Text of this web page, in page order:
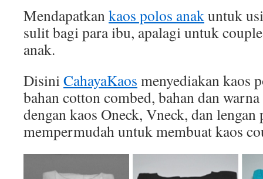
Mendapatkan kaos polos anak untuk
sulit bagi para ibu, apalagi untuk
anak.
Disini CahayaKaos menyediakan kaos
bahan cotton combed, bahan dan
dengan kaos Oneck, Vneck, dan
mempermudah untuk membuat kaos